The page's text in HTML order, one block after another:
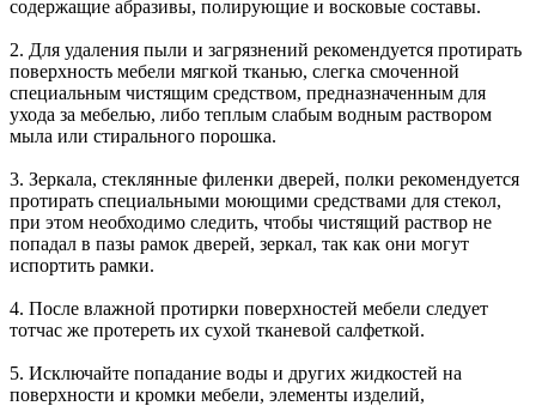
содержащие абразивы, полирующие и восковые составы.
2. Для удаления пыли и загрязнений рекомендуется протирать
поверхность мебели мягкой тканью, слегка смоченной
специальным чистящим средством, предназначенным для
ухода за мебелью, либо теплым слабым водным раствором
мыла или стирального порошка.
3. Зеркала, стеклянные филенки дверей, полки рекомендуется
протирать специальными моющими средствами для стекол,
при этом необходимо следить, чтобы чистящий раствор не
попадал в пазы рамок дверей, зеркал, так как они могут
испортить рамки.
4. После влажной протирки поверхностей мебели следует
тотчас же протереть их сухой тканевой салфеткой.
5. Исключайте попадание воды и других жидкостей на
поверхности и кромки мебели, элементы изделий,